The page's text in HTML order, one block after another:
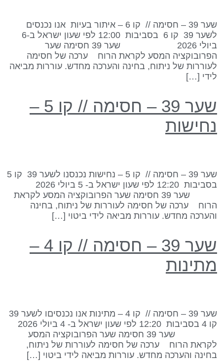
שער 39 – חסימה // קו 6 – איתור בעיות אנו נכנסים
לשער 39 קו 6 בסביבות 12:00 לפי שעון ישראל ב-6
ביולי 2026 שער 39 חסימה שער
המסע לקראת הרוח ערכה של חסימה
של ניתוח, בחינה והערכה מחדש. עוררות מביאה
[…]
שער 39 – חסימה // קו 5 –
שער 39 – חסימה // קו 5 – נחישות נכנסנו לשער 39 קו 5
בסביבות 12:20 לפי שעון ישראל ב- 5 ביולי 2026
שער 39 חסימה שער הפרובוקציה המסע לקראת
ערכה של חסימה לעוררות של ניתוח, בחינה
מחדש. עוררות מביאה לידי ביטוי […]
שער 39 – חסימה // קו 4 –
שער 39 – חסימה // קו 4 – מתינות אנו נכנסיםו לשער 39
קו 4 בסביבות 12:20 לפי שעון ישראל ב- 4 ביולי 2026
שער 39 חסימה שער הפרובוקציה המסע
הרוח ערכה של חסימה לעוררות של ניתוח,
והערכה מחדש. עוררות מביאה לידי ביטוי […]